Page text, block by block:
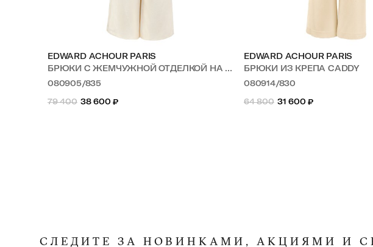
EDWARD ACHOUR PARIS
БРЮКИ С ЖЕМЧУЖНОЙ ОТДЕЛКОЙ НА ТАЛИИ
080905/835
79 400
38 600 ₽
EDWARD ACHOUR PARIS
БРЮКИ ИЗ КРЕПА CADDY
080914/830
64 800
31 600 ₽
СЛЕДИТЕ ЗА НОВИНКАМИ, АКЦИЯМИ И